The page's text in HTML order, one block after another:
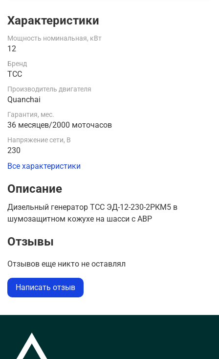
Характеристики
Мощность номинальная, кВт
12
Бренд
ТСС
Производитель двигателя
Quanchai
Гарантия, мес.
36 месяцев/2000 моточасов
Напряжение сети, В
230
Все характеристики
Описание
Дизельный генератор ТСС ЭД-12-230-2РКМ5 в
шумозащитном кожухе на шасси с АВР
Отзывы
Отзывов еще никто не оставлял
Написать отзыв